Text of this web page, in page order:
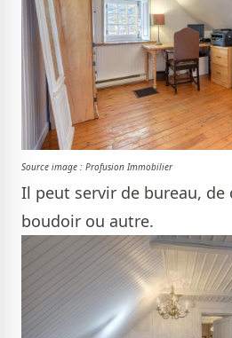
Source image : Profusion Immobilier
Il peut servir de bureau, de
boudoir ou autre.